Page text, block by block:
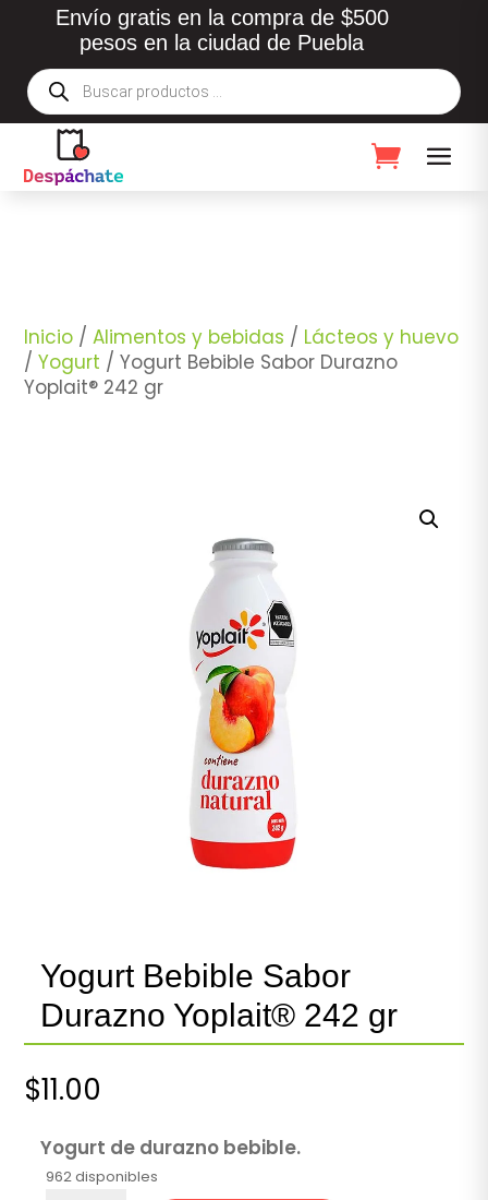
Envío gratis en la compra de $500
pesos en la ciudad de Puebla
Búsqueda
de
productos
Inicio /Alimentos y bebidas / Lácteos y huevo
/Yogurt / Yogurt Bebible Sabor Durazno
Yoplait® 242 gr
Yogurt Bebible Sabor
Durazno Yoplait® 242 gr
$11.00
Yogurt de durazno bebible.
962 disponibles